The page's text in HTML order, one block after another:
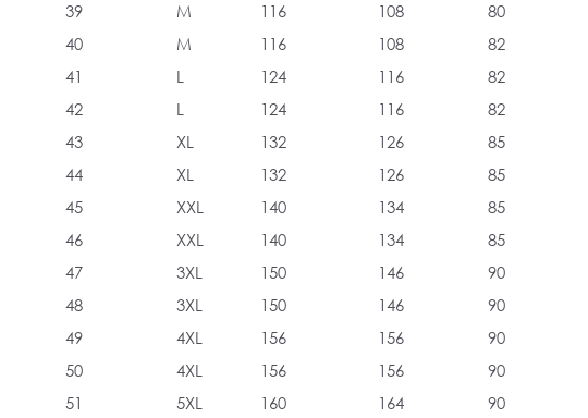
39
M 116 108 80
40
M 116 108 82
41
L 124 116 82
42
L 124 116 82
43
XL 132 126 85
44
XL 132 126 85
45
XXL 140 134 85
46
XXL 140 134 85
47
3XL 150 146 90
48
3XL 150 146 90
49
4XL 156 156 90
50
4XL 156 156 90
51
5XL 160 164 90